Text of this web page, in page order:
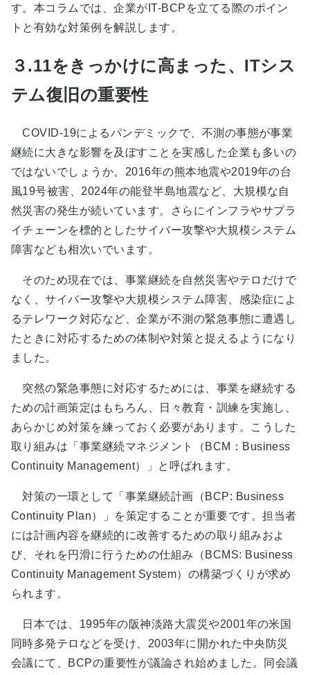
す。本コラムでは、企業が IT-BCP を立てる際のポイン
トと有効な対策例を解説します。
３.11をきっかけに高まった、ITシス
テム復旧の重要性
COVID-19によるパンデミックで、不測の事態が事業
継続に大きな影響を及ぼすことを実感した企業も多いの
ではないでしょうか。2016年の熊本地震や2019年の台
風19号被害、2024年の能登半島地震など、大規模な自
然災害の発生が続いています。さらにインフラやサプラ
イチェーンを標的としたサイバー攻撃や大規模システム
障害なども相次いでいます。
そのため現在では、事業継続を自然災害やテロだけで
なく、サイバー攻撃や大規模システム障害、感染症によ
るテレワーク対応など、企業が不測の緊急事態に遭遇し
たときに対応するための体制や対策と捉えるようになり
ました。
突然の緊急事態に対応するためには、事業を継続する
ための計画策定はもちろん、日々教育・訓練を実施し、
あらかじめ対策を練っておく必要があります。こうした
取り組みは「事業継続マネジメント（BCM：Business
Continuity Management）」と呼ばれます。
対策の一環として「事業継続計画（BCP: Business
Continuity Plan）」を策定することが重要です。担当者
には計画内容を継続的に改善するための取り組みおよ
び、それを円滑に行うための仕組み（BCMS: Business
Continuity Management System）の構築づくりが求め
られます。
日本では、1995年の阪神淡路大震災や2001年の米国
同時多発テロなどを受け、2003年に開かれた中央防災
会議にて、BCPの重要性が議論され始めました。同会議